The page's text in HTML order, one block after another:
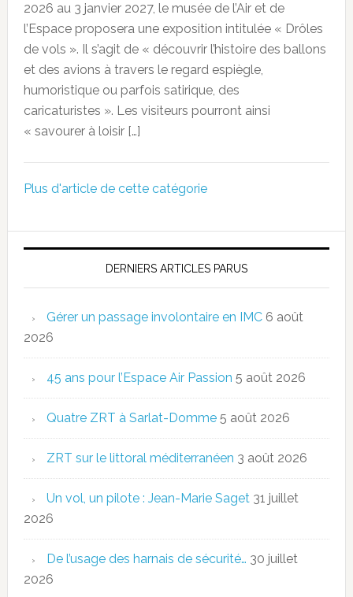
2026 au 3 janvier 2027, le musée de l’Air et de
l’Espace proposera une exposition intitulée « Drôles
de vols ». Il s’agit de « découvrir l’histoire des ballons
et des avions à travers le regard espiègle,
humoristique ou parfois satirique, des
caricaturistes ». Les visiteurs pourront ainsi
« savourer à loisir […]
Plus d'article de cette catégorie
DERNIERS ARTICLES PARUS
Gérer un passage involontaire en IMC 6 août
2026
45 ans pour l’Espace Air Passion 5 août 2026
Quatre ZRT à Sarlat-Domme 5 août 2026
ZRT sur le littoral méditerranéen 3 août 2026
Un vol, un pilote : Jean-Marie Saget 31 juillet
2026
De l’usage des harnais de sécurité… 30 juillet
2026